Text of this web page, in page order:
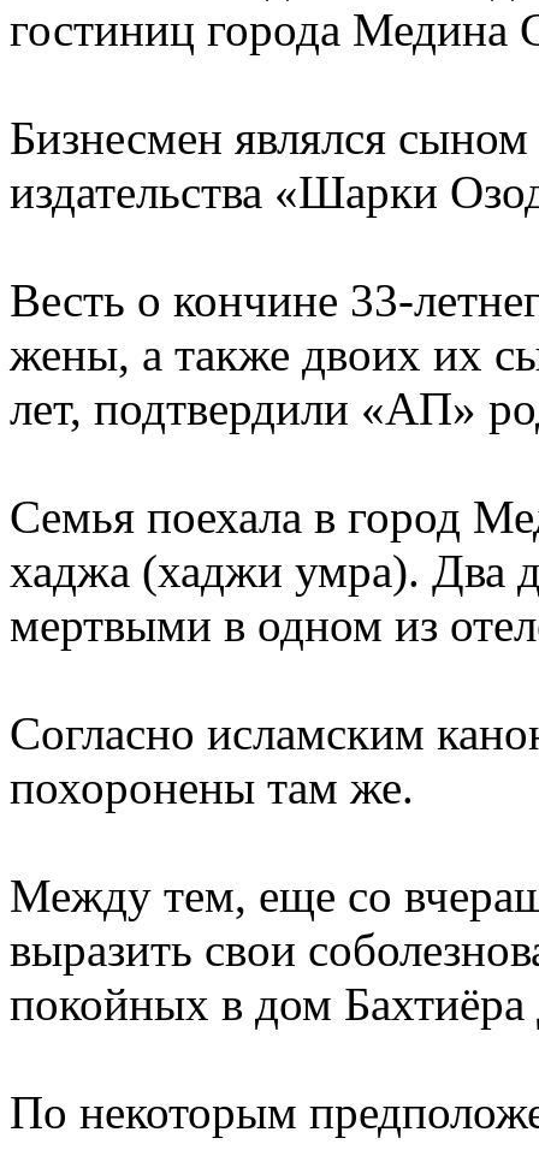
гостиниц города Медина
Бизнесмен являлся
издательства «Шарки
Весть о кончине 33-
жены, а также двоих их
лет, подтвердили «АП»
Семья поехала в город
хаджа (хаджи умра). Два
мертвыми в одном из
Согласно исламским
похоронены там же.
Между тем, еще со
выразить свои
покойных в дом
По некоторым